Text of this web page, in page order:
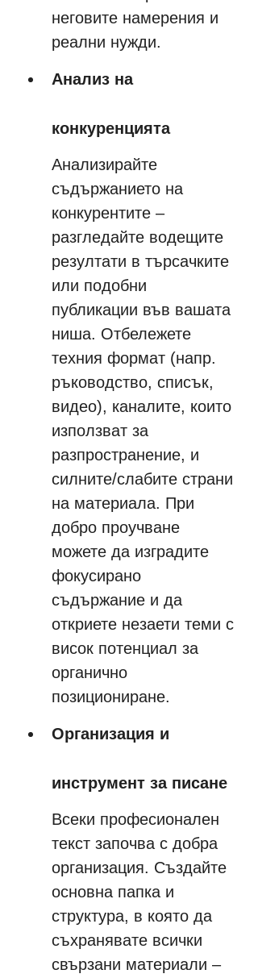
неговите намерения и
реални нужди.
Анализ на
конкуренцията
Анализирайте
съдържанието на
конкурентите –
разгледайте водещите
резултати в търсачките
или подобни
публикации във вашата
ниша. Отбележете
техния формат (напр.
ръководство, списък,
видео), каналите, които
използват за
разпространение, и
силните/слабите страни
на материала. При
добро проучване
можете да изградите
фокусирано
съдържание и да
откриете незаети теми с
висок потенциал за
органично
позициониране.
Организация и
инструмент за писане
Всеки професионален
текст започва с добра
организация. Създайте
основна папка и
структура, в която да
съхранявате всички
свързани материали –